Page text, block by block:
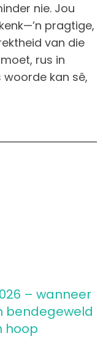
nie. Jou
pragtige,
van die
rus in
kan sê,
– wanneer
bendegeweld
hoop